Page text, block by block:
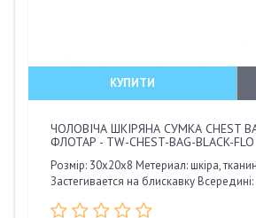
КУПИТИ
ЧОЛОВІЧА ШКІРЯНА СУМКА CHEST
ФЛОТАР - TW-CHEST-BAG-BLACK-
Розмір: 30х20х8 Метериал: шкіра,
Застегивается на блискавку